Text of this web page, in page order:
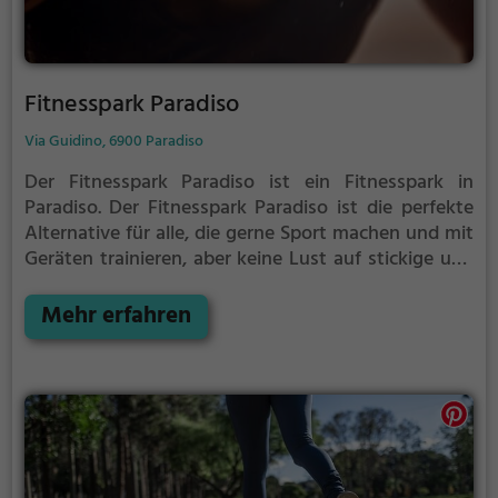
Fitnesspark Paradiso
Via Guidino, 6900 Paradiso
Der Fitnesspark Paradiso ist ein Fitnesspark in
Paradiso. Der Fitnesspark Paradiso ist die perfekte
Alternative für alle, die gerne Sport machen und mit
Geräten trainieren, aber keine Lust auf stickige und
Mehr erfahren